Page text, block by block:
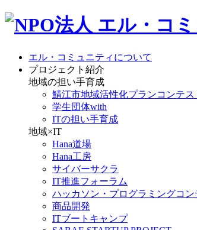
エル・コミュニティについて
プロジェクト紹介
地域の担い手育成
鯖江市地域活性化プランコンテス
学生団体with
ITの担い手育成
地域×IT
Hana道場
Hana工房
サイバーサクラ
IT推進フォーラム
ハッカソン・プログラミングコン
商品開発
ITブートキャンプ